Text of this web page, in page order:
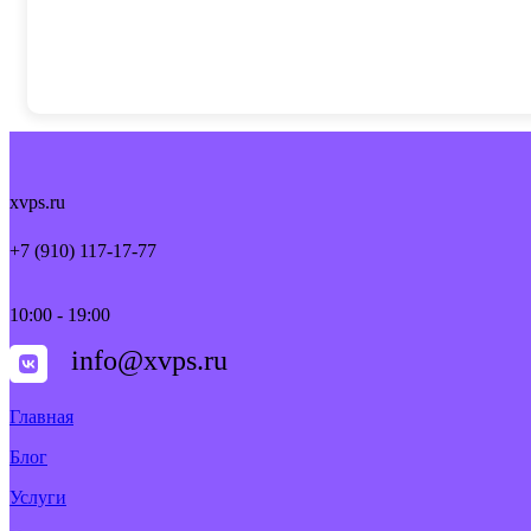
xvps.ru
+7 (910) 117-17-77
10:00 - 19:00
info@xvps.ru
Главная
Блог
Услуги